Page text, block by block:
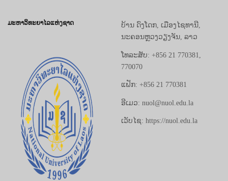
ມະຫາວິທະຍາໄລແຫ່ງຊາດ
ບ້ານ ດົງໂດກ, ເມືອງໄຊທານີ,
ນະຄອນຫຼວງວຽງຈັນ, ລາວ
ໂທລະສັບ: +856 21 770381,
770070
ແຟັກ: +856 21 770381
ອີເມວ: nuol@nuol.edu.la
ເວັບໄຊ: https://nuol.edu.la